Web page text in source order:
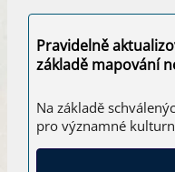
Pravidelně
základě mapování
Na základě
pro významné